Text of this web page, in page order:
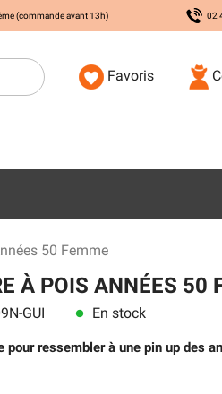
(commande avant 13h) 02
Favoris
50 Femme
À POIS ANNÉES 50
GUI lens En stock
pour ressembler à une pin up des